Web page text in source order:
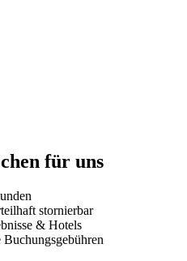
für uns
stornierbar
& Hotels